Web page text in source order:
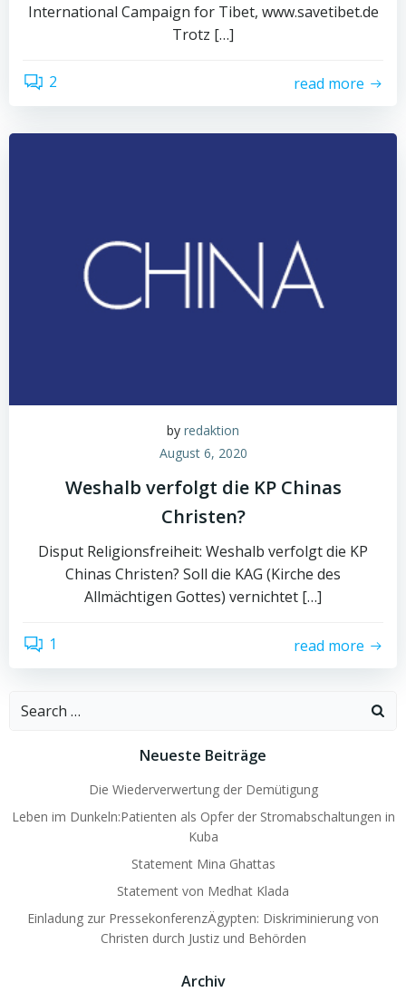
International Campaign for Tibet, www.savetibet.de
Trotz […]
2 read more
by redaktion
August 6, 2020
Weshalb verfolgt die KP Chinas
Christen?
Disput Religionsfreiheit: Weshalb verfolgt die KP
Chinas Christen? Soll die KAG (Kirche des
Allmächtigen Gottes) vernichtet […]
1 read more
Search
Neueste Beiträge
Die Wiederverwertung der Demütigung
Leben im Dunkeln:Patienten als Opfer der Stromabschaltungen in
Kuba
Statement Mina Ghattas
Statement von Medhat Klada
Einladung zur PressekonferenzÄgypten: Diskriminierung von
Christen durch Justiz und Behörden
Archiv